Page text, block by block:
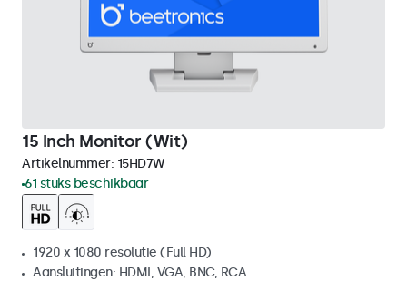
15 Inch Monitor (Wit)
Artikelnummer: 15HD7W
61 stuks beschikbaar
1920 x 1080 resolutie (Full HD)
Aansluitingen: HDMI, VGA, BNC, RCA